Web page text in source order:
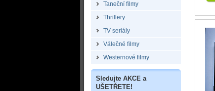
Taneční filmy
Thrillery
TV seriály
Válečné filmy
Westernové filmy
Sledujte AKCE a
UŠETŘETE!